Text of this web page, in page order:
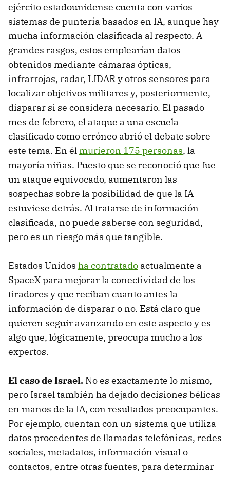
ejército estadounidense cuenta con varios
sistemas de puntería basados en IA, aunque hay
mucha información clasificada al respecto. A
grandes rasgos, estos emplearían datos
obtenidos mediante cámaras ópticas,
infrarrojas, radar, LIDAR y otros sensores para
localizar objetivos militares y, posteriormente,
disparar si se considera necesario. El pasado
mes de febrero, el ataque a una escuela
clasificado como erróneo abrió el debate sobre
este tema. En élmurieron 175 personas, la
mayoría niñas. Puesto que se reconoció que fue
un ataque equivocado, aumentaron las
sospechas sobre la posibilidad de que la IA
estuviese detrás. Al tratarse de información
clasificada, no puede saberse con seguridad,
pero es un riesgo más que tangible.
Estados Unidos ha contratado actualmente a
SpaceX para mejorar la conectividad de los
tiradores y que reciban cuanto antes la
información de disparar o no. Está claro que
quieren seguir avanzando en este aspecto y es
algo que, lógicamente, preocupa mucho a los
expertos.
El caso de Israel. No es exactamente lo mismo,
pero Israel también ha dejado decisiones bélicas
en manos de la IA, con resultados preocupantes.
Por ejemplo, cuentan con un sistema que utiliza
datos procedentes de llamadas telefónicas, redes
sociales, metadatos, información visual o
contactos, entre otras fuentes, para determinar